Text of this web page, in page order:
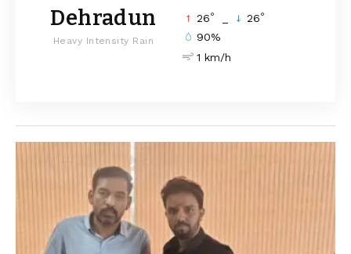
Dehradun
Heavy Intensity Rain
26° 26°
90%
1 km/h